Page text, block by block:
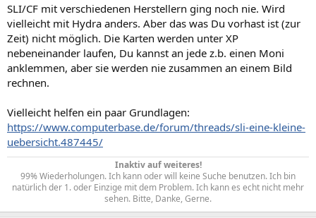
SLI/CF mit verschiedenen Herstellern ging noch nie. Wird
vielleicht mit Hydra anders. Aber das was Du vorhast ist (zur
Zeit) nicht möglich. Die Karten werden unter XP
nebeneinander laufen, Du kannst an jede z.b. einen Moni
anklemmen, aber sie werden nie zusammen an einem Bild
rechnen.
Vielleicht helfen ein paar Grundlagen:
https://www.computerbase.de/forum/threads/sli-eine-kleine-
uebersicht.487445/
Inaktiv auf weiteres!
99% Wiederholungen. Ich kann oder will keine Suche benutzen. Ich bin
natürlich der 1. oder Einzige mit dem Problem. Ich kann es echt nicht mehr
sehen. Bitte, Danke, Gerne.​